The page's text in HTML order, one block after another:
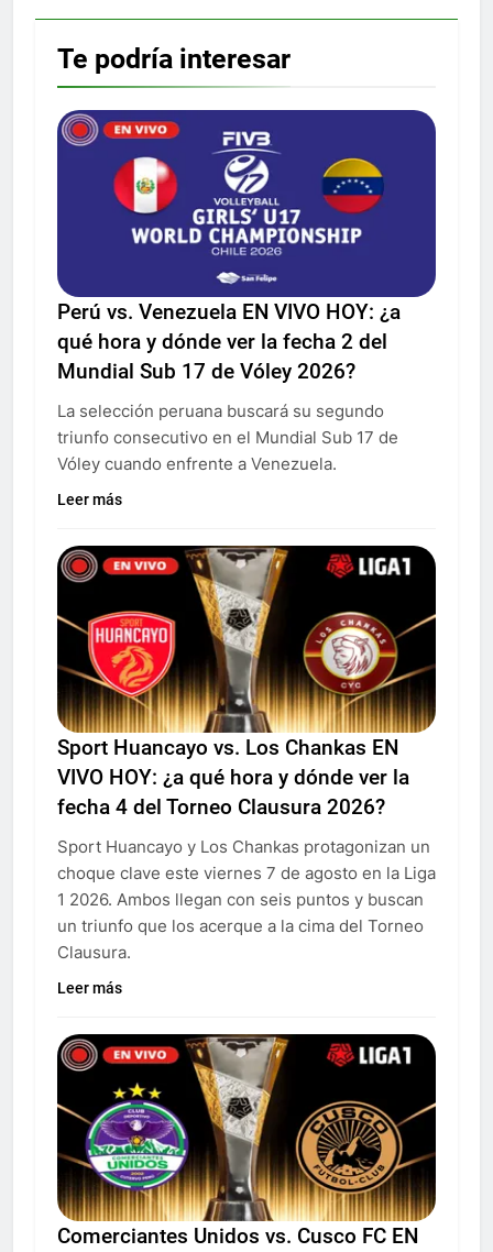
Te podría interesar
Perú vs. Venezuela EN VIVO HOY: ¿a
qué hora y dónde ver la fecha 2 del
Mundial Sub 17 de Vóley 2026?
La selección peruana buscará su segundo
triunfo consecutivo en el Mundial Sub 17 de
Vóley cuando enfrente a Venezuela.
Leer más
Sport Huancayo vs. Los Chankas EN
VIVO HOY: ¿a qué hora y dónde ver la
fecha 4 del Torneo Clausura 2026?
Sport Huancayo y Los Chankas protagonizan un
choque clave este viernes 7 de agosto en la Liga
1 2026. Ambos llegan con seis puntos y buscan
un triunfo que los acerque a la cima del Torneo
Clausura.
Leer más
Comerciantes Unidos vs. Cusco FC EN